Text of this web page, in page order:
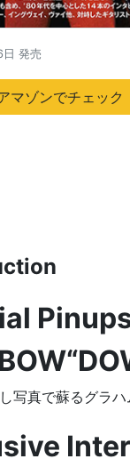
日 発売
マゾンでチェック
写真で蘇るグラ